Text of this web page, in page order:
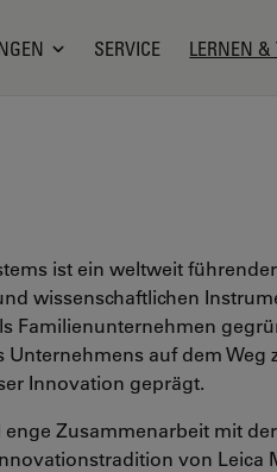
SERVICE LERNEN &
ist ein weltweit
wissenschaftlichen
Familienunternehmen
Unternehmens auf dem Weg
Innovation geprägt.
Zusammenarbeit mit
von Leica